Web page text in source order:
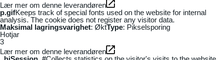
Lær mer om denne leverandøren
p.gifKeeps track of special fonts used on the website for internal
analysis. The cookie does not register any visitor data.
Maksimal lagringsvarighet: ØktType: Pikselsporing
Hotjar
3
Lær mer om denne leverandøren